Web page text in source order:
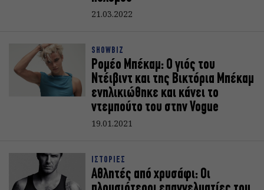
21.03.2022
SHOWBIZ
Ρομέο Μπέκαμ: Ο γιός του
Ντέιβιντ και της Βικτόρια Μπέκαμ
ενηλικιώθηκε και κάνει το
ντεμπούτο του στην Vogue
19.01.2021
ΙΣΤΟΡΙΕΣ
Αθλητές από χρυσάφι: Οι